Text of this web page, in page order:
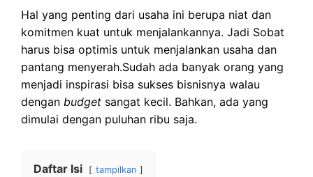
Hal yang penting dari usaha ini berupa niat dan
komitmen kuat untuk menjalankannya. Jadi Sobat
harus bisa optimis untuk menjalankan usaha dan
pantang menyerah.Sudah ada banyak orang yang
menjadi inspirasi bisa sukses bisnisnya walau
dengan budget sangat kecil. Bahkan, ada yang
dimulai dengan puluhan ribu saja.
Daftar Isi tampilkan